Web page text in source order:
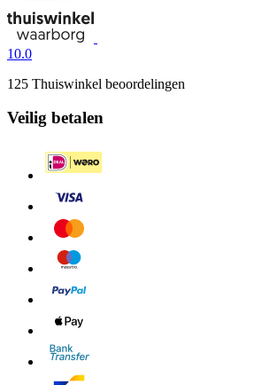
10.0
125 Thuiswinkel beoordelingen
Veilig betalen